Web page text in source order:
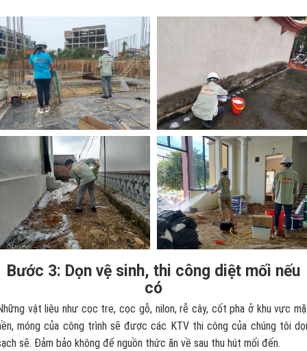
Bước 3: Dọn vệ sinh, thi công diệt mối nếu
có
vật liệu như cọc tre, cọc gỗ, nilon, rễ cây, cốt pha ở khu vực
móng của công trình sẽ được các KTV thi công của chúng tôi
sẽ. Đảm bảo không để nguồn thức ăn về sau thu hút mối đến.